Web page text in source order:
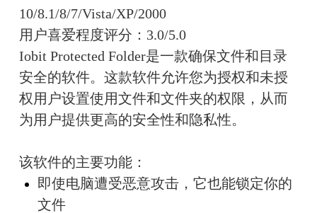
10/8.1/8/7/Vista/XP/2000
用户喜爱程度评分：3.0/5.0
Iobit Protected Folder是一款确保文件和目录
安全的软件。这款软件允许您为授权和未授
权用户设置使用文件和文件夹的权限，从而
为用户提供更高的安全性和隐私性。
该软件的主要功能：
即使电脑遭受恶意攻击，它也能锁定你的
文件